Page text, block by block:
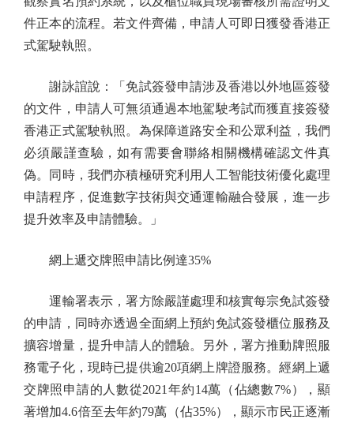
件正本的流程。若文件齊備，申請人可即日獲發香港正
式駕駛執照。
謝詠誼說：「免試簽發申請涉及香港以外地區簽發
的文件，申請人可無須通過本地駕駛考試而獲直接簽發
香港正式駕駛執照。為保障道路安全和公眾利益，我們
必須嚴謹查驗，如有需要會聯絡相關機構確認文件真
偽。同時，我們亦積極研究利用人工智能技術優化處理
申請程序，促進數字技術與交通運輸融合發展，進一步
提升效率及申請體驗。」
網上遞交牌照申請比例達35%
運輸署表示，署方除嚴謹處理和核實每宗免試簽發
的申請，同時亦透過全面網上預約免試簽發櫃位服務及
擴容增量，提升申請人的體驗。另外，署方推動牌照服
務電子化，現時已提供逾20項網上牌證服務。經網上遞
交牌照申請的人數從2021年約14萬（佔總數7%），顯
著增加4.6倍至去年約79萬（佔35%），顯示市民正逐漸